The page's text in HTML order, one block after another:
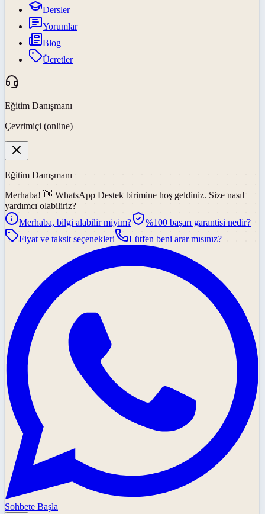
Dersler
Yorumlar
Blog
Ücretler
Eğitim Danışmanı
Çevrimiçi (online)
Eğitim Danışmanı
Merhaba! 👋 WhatsApp Destek birimine hoş geldiniz. Size nasıl
yardımcı olabiliriz?
Merhaba, bilgi alabilir miyim?
%100 başarı garantisi nedir?
Fiyat ve taksit seçenekleri
Lütfen beni arar mısınız?
Sohbete Başla